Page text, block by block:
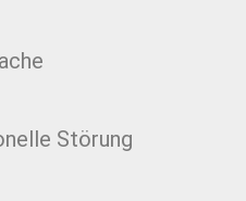
Störung